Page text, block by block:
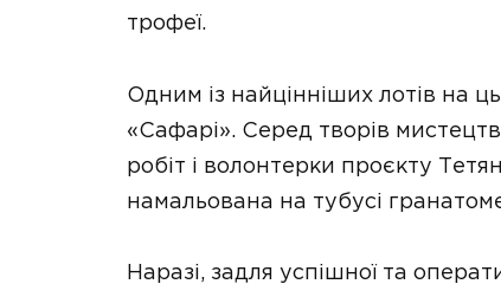
трофеї.
Одним із найцінніших лотів на
«Сафарі». Серед творів
робіт і волонтерки проєкту
намальована на тубусі
Наразі, задля успішної та